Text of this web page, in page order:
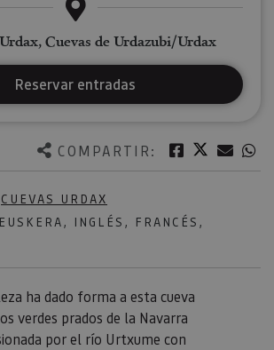
COMPARTIR: Facebook
Twitter
CUEVAS URDAX
EUSKERA, INGLÉS, FRANCÉS,
ha dado forma a esta cueva
verdes prados de la Navarra
por el río Urtxume con
Cuevas de Urdazubi/Urdax
Reservar entradas